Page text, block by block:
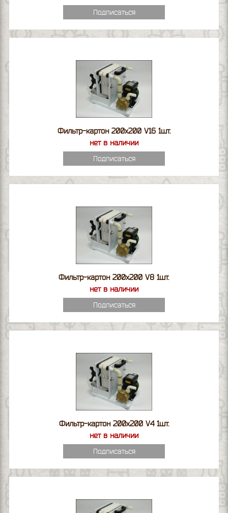
Подписаться
Фильтр-картон 200х200 V16 1шт.
нет в наличии
Подписаться
Фильтр-картон 200х200 V8 1шт.
нет в наличии
Подписаться
Фильтр-картон 200х200 V4 1шт.
нет в наличии
Подписаться